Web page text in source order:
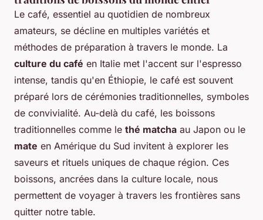
Le café, essentiel au quotidien de nombreux
amateurs, se décline en multiples variétés et
méthodes de préparation à travers le monde. La
culture du café en Italie met l'accent sur l'espresso
intense, tandis qu'en Éthiopie, le café est souvent
préparé lors de cérémonies traditionnelles, symboles
de convivialité. Au-delà du café, les boissons
traditionnelles comme le thé matcha au Japon ou le
mate en Amérique du Sud invitent à explorer les
saveurs et rituels uniques de chaque région. Ces
boissons, ancrées dans la culture locale, nous
permettent de voyager à travers les frontières sans
quitter notre table.